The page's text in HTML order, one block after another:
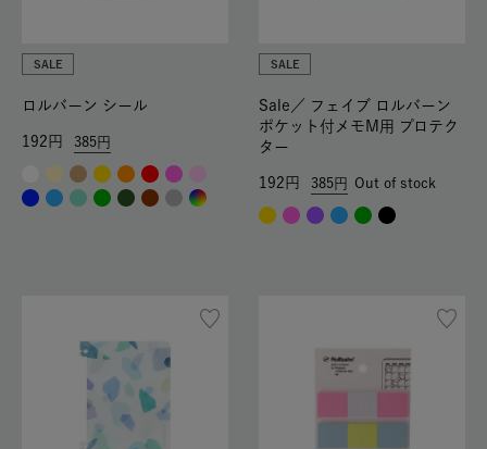
SALE
ロルバーン シール
385
192
SALE
Sale／ フェイブ ロルバーン
ポケット付メモM用 プロテク
ター
385
192 Out of stock